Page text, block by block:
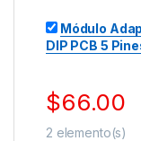
Módulo
DIP PCB 5
$66.00
2 elemento(s)